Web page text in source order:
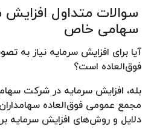
سوالات متداول
سهامی خاص
آیا برای افزایش سرمایه نیاز به
فوق‌العاده است؟
بله، افزایش سرمایه در شرکت
مجمع عمومی فوق‌العاده
دلایل و روش‌های افزایش سرمایه